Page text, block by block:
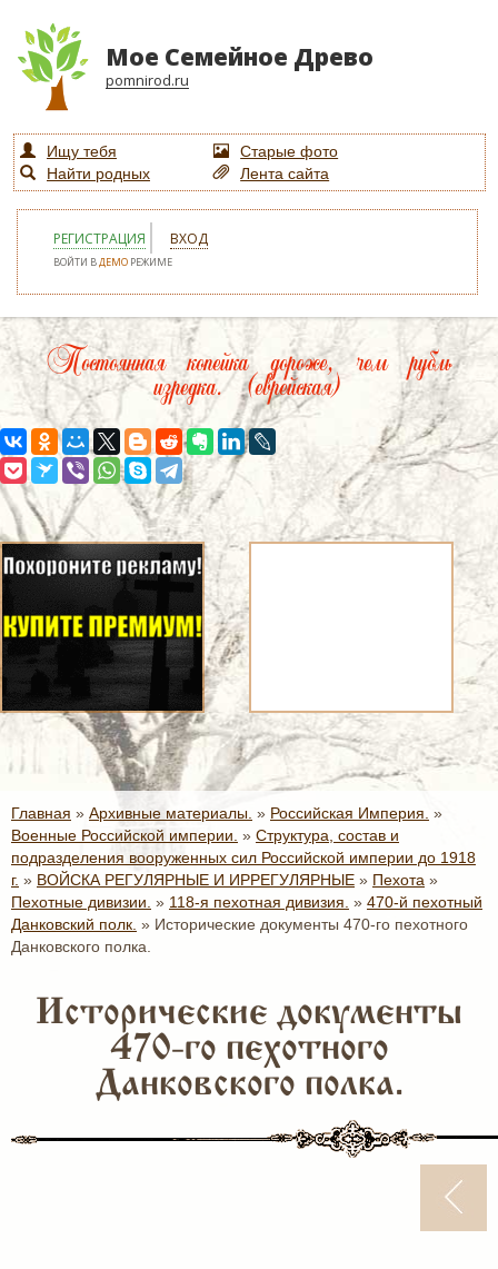
Мое Семейное Древо
pomnirod.ru
Ищу тебя
Старые фото
Найти родных
Лента сайта
РЕГИСТРАЦИЯ ВХОД
ВОЙТИ ВДЕМО РЕЖИМЕ
Постоянная копейка дороже, чем рубль
изредка. (еврейская)
Главная » Архивные материалы. » Российская Империя. »
Военные Российской империи. » Структура, состав и
подразделения вооруженных сил Российской империи до 1918
г. » ВОЙСКА РЕГУЛЯРНЫЕ И ИРРЕГУЛЯРНЫЕ » Пехота »
Пехотные дивизии. » 118-я пехотная дивизия. » 470-й пехотный
Данковский полк. » Исторические документы 470-го пехотного
Данковского полка.
Исторические документы
470-го пехотного
Данковского полка.